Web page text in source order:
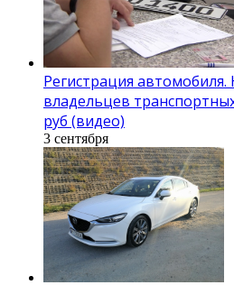
Регистрация
владельцев
руб (видео)
3 сентября